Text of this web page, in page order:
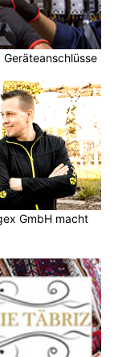
Geräteanschlüsse
GmbH macht